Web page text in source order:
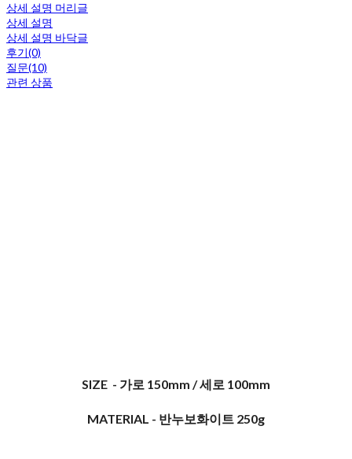
상세 설명 머리글
상세 설명
상세 설명 바닥글
후기(0)
질문(10)
관련 상품
SIZE - 가로 150mm / 세로 100mm
MATERIAL - 반누보화이트 250g